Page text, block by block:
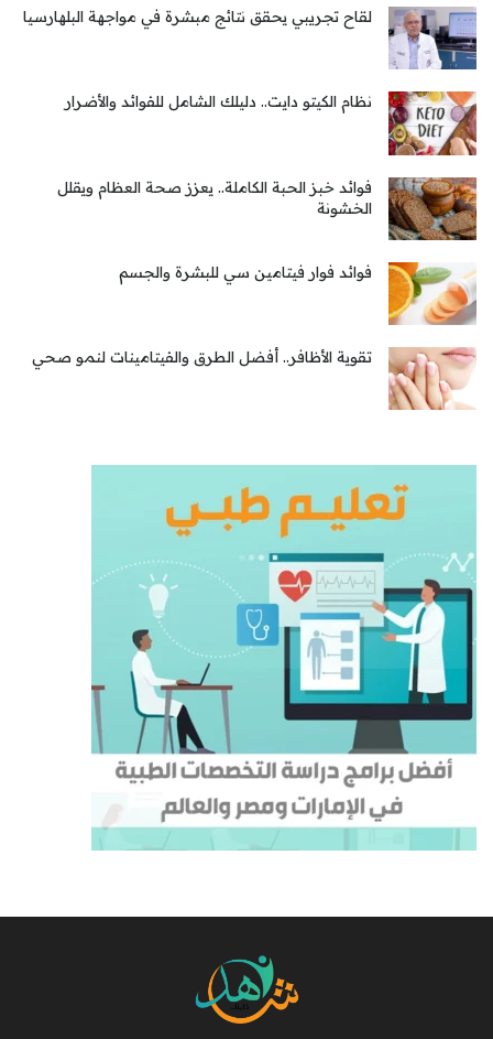
لقاح تجريبي يحقق نتائج مبشرة في مواجهة البلهارسيا
نظام الكيتو دايت.. دليلك الشامل للفوائد والأضرار
فوائد خبز الحبة الكاملة.. يعزز صحة العظام ويقلل
الخشونة
فوائد فوار فيتامين سي للبشرة والجسم
تقوية الأظافر.. أفضل الطرق والفيتامينات لنمو صحي